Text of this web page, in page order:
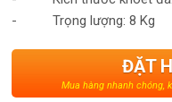
- Trọng lượng: 8 Kg
ĐẶT
Mua hàng nhanh chóng,